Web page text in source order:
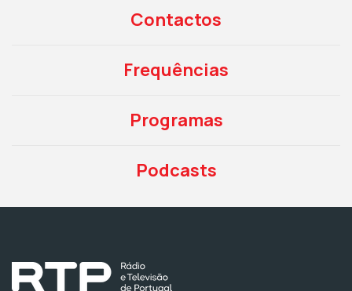
Contactos
Frequências
Programas
Podcasts